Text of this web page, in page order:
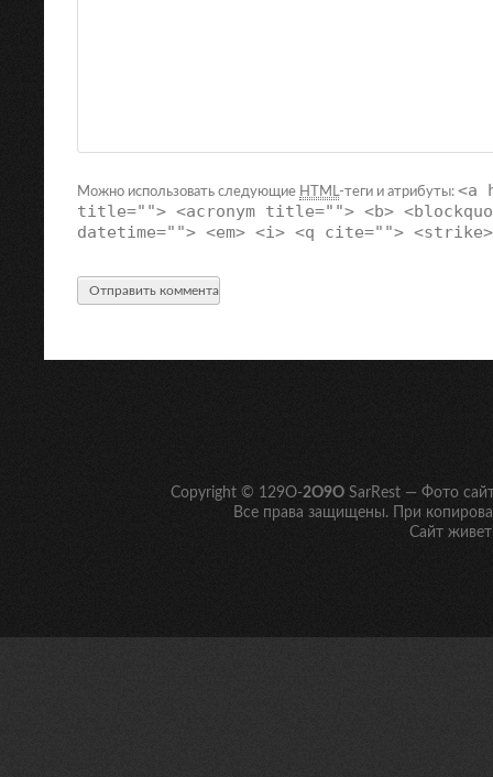
Можно использовать следующие HTML-теги и атрибуты: <a
title=""> <acronym title=""> <b>
datetime=""> <em> <i> <q cite="">
Copyright © 129O-2O9O SarRest — Фото
Все права защищены. При
Сайт живет